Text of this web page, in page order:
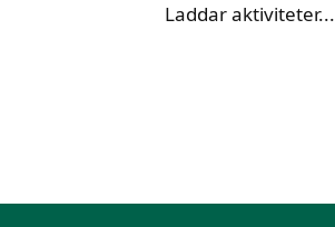
Laddar aktiviteter...